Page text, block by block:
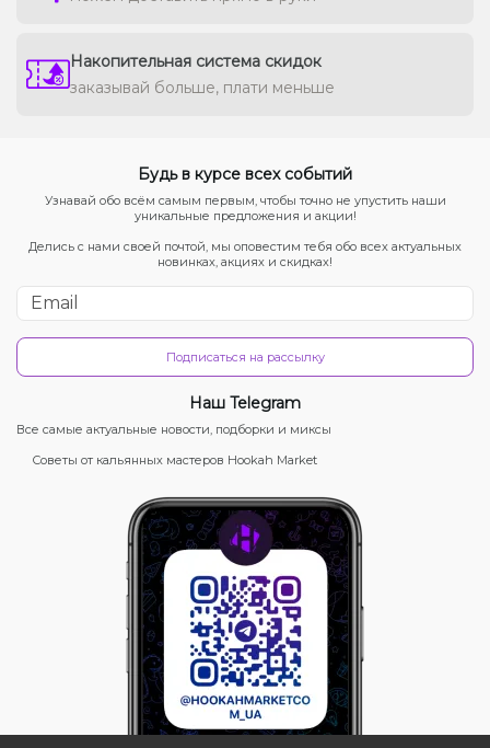
Накопительная система скидок
заказывай больше, плати меньше
Будь в курсе всех событий
Узнавай обо всём самым первым, чтобы точно не упустить наши
уникальные предложения и акции!
Делись с нами своей почтой, мы оповестим тебя обо всех актуальных
новинках, акциях и скидках!
Подписаться на рассылку
Наш Telegram
Все самые актуальные новости, подборки и миксы
Советы от кальянных мастеров Hookah Market